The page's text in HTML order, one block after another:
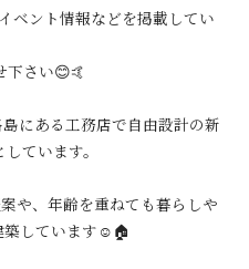
ベント情報などを掲載してい
下さい😊🤙
にある工務店で自由設計の新
ています。
や、年齢を重ねても暮らしや
築しています☺️🏠